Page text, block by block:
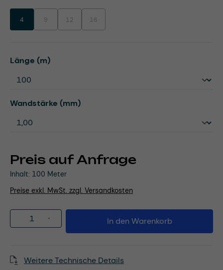
Preis auf Anfrage
Inhalt: 100 Meter
Preise exkl. MwSt. zzgl. Versandkosten
4 9(Diese Option ist zurzeit nicht verfügbar.)
12(Diese Option ist zurzeit nicht verfügbar.)
16(Diese Option ist zurzeit nicht verfügbar.)
Länge (m)auswählen
Wandstärke (mm)auswählen
Produkt Anzahl: Gib den gewünschten
In den Warenkorb
Weitere Technische Details